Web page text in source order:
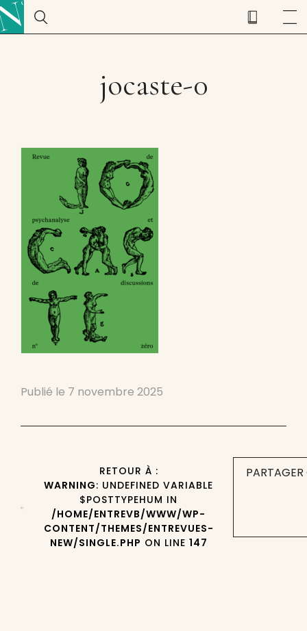
jocaste-0
Publié le 7 novembre 2025
RETOUR À :
WARNING: UNDEFINED VARIABLE
$POSTTYPEHUM IN
/HOME/ENTREVB/WWW/WP-
CONTENT/THEMES/ENTREVUES-
NEW/SINGLE.PHP ON LINE 147